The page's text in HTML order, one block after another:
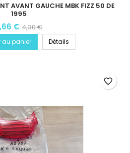
AVANT GAUCHE MBK FIZZ 50 DE
1995
€ 4,30 €
au panier Détails
favorite_border